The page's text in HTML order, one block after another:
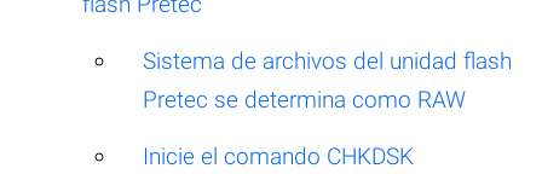
Sistema de archivos del unidad flash
Pretec se determina como RAW
Inicie el comando CHKDSK